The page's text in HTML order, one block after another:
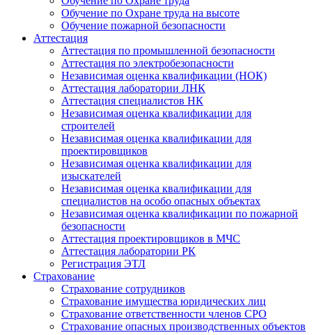
Обучение по Охране труда на высоте
Обучение пожарной безопасности
Аттестация
Аттестация по промышленной безопасности
Аттестация по электробезопасности
Независимая оценка квалификации (НОК)
Аттестация лаборатории ЛНК
Аттестация специалистов НК
Независимая оценка квалификации для
строителей
Независимая оценка квалификации для
проектировщиков
Независимая оценка квалификации для
изыскателей
Независимая оценка квалификации для
специалистов на особо опасных объектах
Независимая оценка квалификации по пожарной
безопасности
Аттестация проектировщиков в МЧС
Аттестация лаборатории РК
Регистрация ЭТЛ
Страхование
Страхование сотрудников
Страхование имущества юридических лиц
Страхование ответственности членов СРО
Страхование опасных производственных объектов